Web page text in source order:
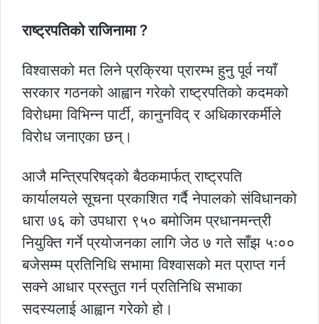
राष्ट्रपतिको राजिनामा ?
विश्वासको मत लिने प्रक्रिया प्रारम्भ हुनु पूर्व नयाँ
सरकार गठनको आह्वान गरेको राष्ट्रपतिको कदमको
विरोधमा विभिन्न पार्टी, कानुनविद् र अधिकारकर्मीले
विरोध जनाएका छन्।
आजै मन्त्रिपरिषद्को बैठकमार्फत् राष्ट्रपति
कार्यालयले सूचना प्रकाशित गर्दै नेपालको संविधानको
धारा ७६ को उपधारा ९५० बमोजिम प्रधानमन्त्री
नियुक्ति गर्ने प्रयोजनका लागि जेठ ७ गते साँझ ५ः००
बजेसम्म प्रतिनिधि सभामा विश्वासको मत प्राप्त गर्न
सक्ने आधार प्रस्तुत गर्न प्रतिनिधि सभाका
सदस्यलाई आह्वान गरेको हो।